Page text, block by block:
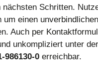
nächsten Schritten.
um einen
Auch per
unkompliziert unter
986130-0 erreichbar.